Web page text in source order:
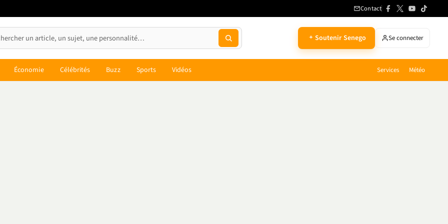
Contact
Soutenir Senego Se connecter
Économie Célébrités Buzz Sports Vidéos Services Météo